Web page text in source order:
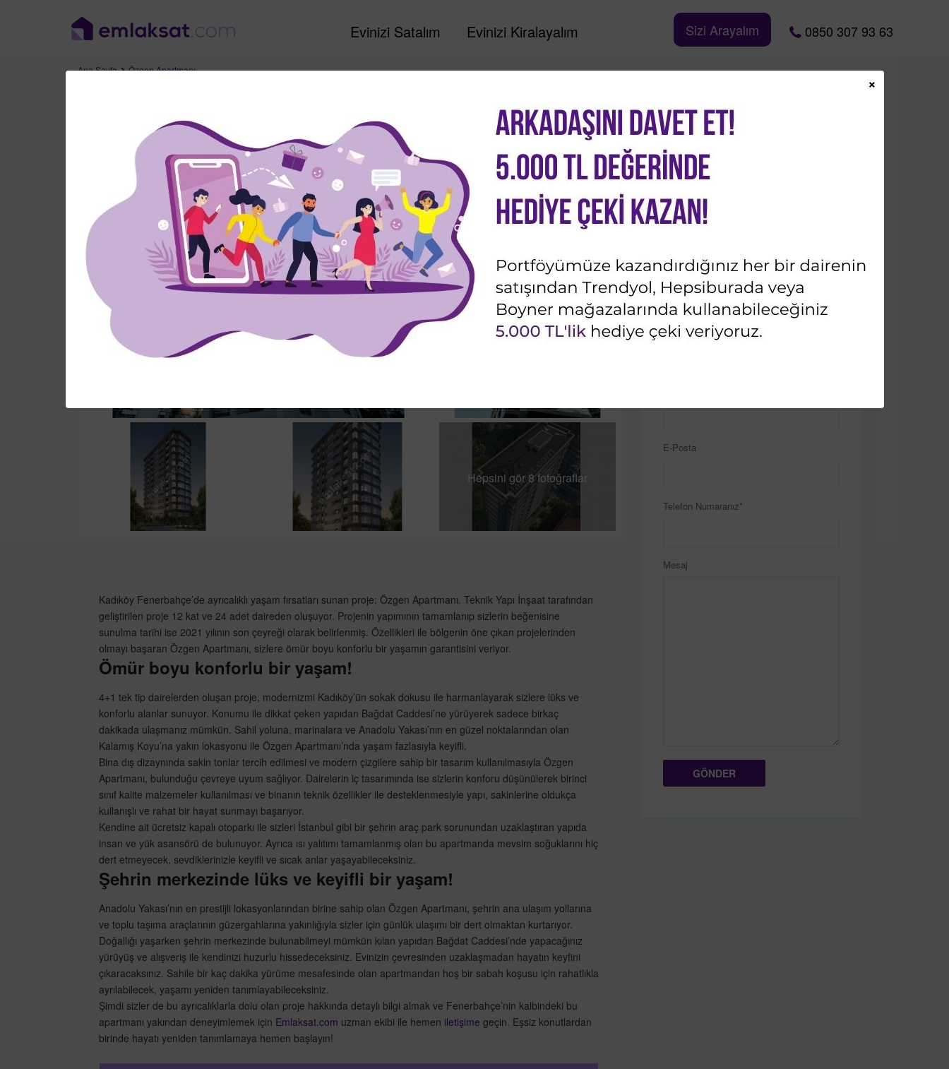
Sizi Arayalım 0850 307 93 63
Evinizi Satalım Evinizi Kiralayalım
Ana Sayfa Özgen Apartmanı
Özgen Apartmanı
Fenerbahçe Mahallesi, Yeşil Kır Sokak, Kadıköy/İstanbul, Kadıköy /İstanbul
Hepsini gör 8 fotoğraflar
Kadıköy Fenerbahçe’de ayrıcalıklı yaşam fırsatları sunan proje: Özgen Apartmanı. Teknik Yapı İnşaat tarafından
geliştirilen proje 12 kat ve 24 adet daireden oluşuyor. Projenin yapımının tamamlanıp sizlerin beğenisine
sunulma tarihi ise 2021 yılının son çeyreği olarak belirlenmiş. Özellikleri ile bölgenin öne çıkan projelerinden
olmayı başaran Özgen Apartmanı, sizlere ömür boyu konforlu bir yaşamın garantisini veriyor.
Ömür boyu konforlu bir yaşam!
4+1 tek tip dairelerden oluşan proje, modernizmi Kadıköy’ün sokak dokusu ile harmanlayarak sizlere lüks ve
konforlu alanlar sunuyor. Konumu ile dikkat çeken yapıdan Bağdat Caddesi’ne yürüyerek sadece birkaç
dakikada ulaşmanız mümkün. Sahil yoluna, marinalara ve Anadolu Yakası’nın en güzel noktalarından olan
Kalamış Koyu’na yakın lokasyonu ile Özgen Apartmanı’nda yaşam fazlasıyla keyifli.
Bina dış dizaynında sakin tonlar tercih edilmesi ve modern çizgilere sahip bir tasarım kullanılmasıyla Özgen
Apartmanı, bulunduğu çevreye uyum sağlıyor. Dairelerin iç tasarımında ise sizlerin konforu düşünülerek birinci
sınıf kalite malzemeler kullanılması ve binanın teknik özellikler ile desteklenmesiyle yapı, sakinlerine oldukça
kullanışlı ve rahat bir hayat sunmayı başarıyor.
Kendine ait ücretsiz kapalı otoparkı ile sizleri İstanbul gibi bir şehrin araç park sorunundan uzaklaştıran yapıda
insan ve yük asansörü de bulunuyor. Ayrıca ısı yalıtımı tamamlanmış olan bu apartmanda mevsim soğuklarını hiç
dert etmeyecek, sevdiklerinizle keyifli ve sıcak anlar yaşayabileceksiniz.
Şehrin merkezinde lüks ve keyifli bir yaşam!
Anadolu Yakası’nın en prestijli lokasyonlarından birine sahip olan Özgen Apartmanı, şehrin ana ulaşım yollarına
ve toplu taşıma araçlarının güzergahlarına yakınlığıyla sizler için günlük ulaşımı bir dert olmaktan kurtarıyor.
Doğallığı yaşarken şehrin merkezinde bulunabilmeyi mümkün kılan yapıdan Bağdat Caddesi’nde yapacağınız
yürüyüş ve alışveriş ile kendinizi huzurlu hissedeceksiniz. Evinizin çevresinden uzaklaşmadan hayatın keyfini
çıkaracaksınız. Sahile bir kaç dakika yürüme mesafesinde olan apartmandan hoş bir sabah koşusu için rahatlıkla
ayrılabilecek, yaşamı yeniden tanımlayabileceksiniz.
Şimdi sizler de bu ayrıcalıklarla dolu olan proje hakkında detaylı bilgi almak ve Fenerbahçe’nin kalbindeki bu
apartmanı yakından deneyimlemek için Emlaksat.com uzman ekibi ile hemen iletişime geçin. Eşsiz konutlardan
birinde hayatı yeniden tanımlamaya hemen başlayın!
Bizi Takip Edin
E-Posta
Telefon Numaranız*
Mesaj
×